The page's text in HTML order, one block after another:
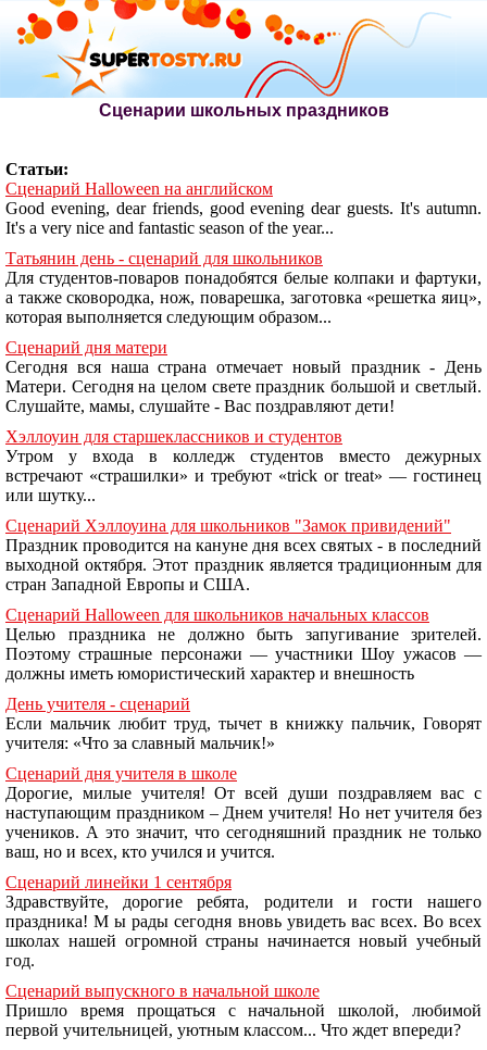
Сценарии школьных праздников
Статьи:
Сценарий Halloween на английском
Good evening, dear friends, good evening dear guests. It's autumn.
It's a very nice and fantastic season of the year...
Татьянин день - сценарий для школьников
Для студентов-поваров понадобятся белые колпаки и фартуки,
а также сковородка, нож, поварешка, заготовка «решетка яиц»,
которая выполняется следующим образом...
Сценарий дня матери
Сегодня вся наша страна отмечает новый праздник - День
Матери. Сегодня на целом свете праздник большой и светлый.
Слушайте, мамы, слушайте - Вас поздравляют дети!
Хэллоуин для старшеклассников и студентов
Утром у входа в колледж студентов вместо дежурных
встречают «страшилки» и требуют «trick or treat» — гостинец
или шутку...
Сценарий Хэллоуина для школьников "Замок привидений"
Праздник проводится на кануне дня всех святых - в последний
выходной октября. Этот праздник является традиционным для
стран Западной Европы и США.
Сценарий Halloween для школьников начальных классов
Целью праздника не должно быть запугивание зрителей.
Поэтому страшные персонажи — участники Шоу ужасов —
должны иметь юмористический характер и внешность
День учителя - сценарий
Если мальчик любит труд, тычет в книжку пальчик, Говорят
учителя: «Что за славный мальчик!»
Сценарий дня учителя в школе
Дорогие, милые учителя! От всей души поздравляем вас с
наступающим праздником – Днем учителя! Но нет учителя без
учеников. А это значит, что сегодняшний праздник не только
ваш, но и всех, кто учился и учится.
Сценарий линейки 1 сентября
Здравствуйте, дорогие ребята, родители и гости нашего
праздника! М ы рады сегодня вновь увидеть вас всех. Во всех
школах нашей огромной страны начинается новый учебный
год.
Сценарий выпускного в начальной школе
Пришло время прощаться с начальной школой, любимой
первой учительницей, уютным классом... Что ждет впереди?